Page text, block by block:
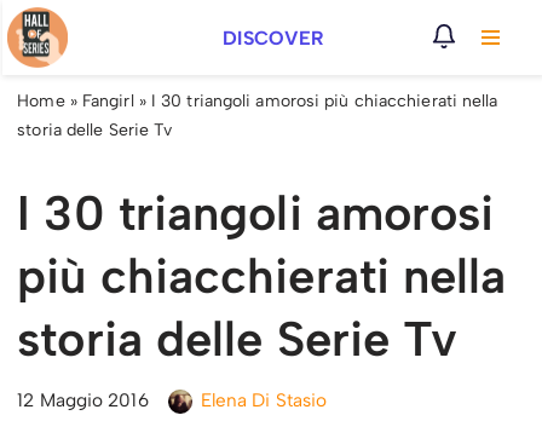
Vai
al
contenuto
DISCOVER
Home» Fangirl» I 30 triangoli amorosi più chiacchierati nella
storia delle Serie Tv
I 30 triangoli amorosi
più chiacchierati nella
storia delle Serie Tv
12 Maggio 2016 Elena Di Stasio